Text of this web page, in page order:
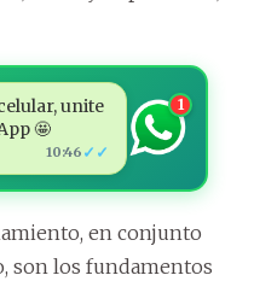
unite
🤩
10:46 ✓✓
1
en conjunto
son los fundamentos